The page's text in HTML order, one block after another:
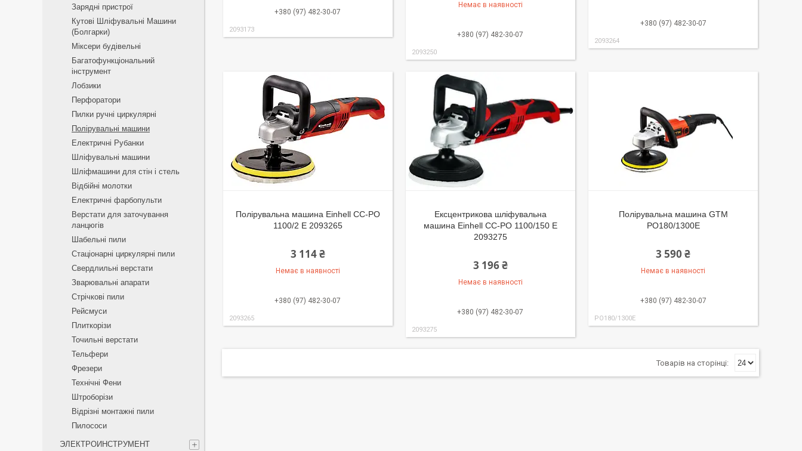
+380 (97) 482-30-07
2093173
Немає в наявності
+380 (97) 482-30-07
2093250
+380 (97) 482-30-07
2093264
Полірувальна машина Einhell CC-PO
1100/2 E 2093265
3 114 ₴
Немає в наявності
+380 (97) 482-30-07
2093265
Ексцентрикова шліфувальна
машина Einhell CC-PO 1100/150 E
2093275
3 196 ₴
Немає в наявності
+380 (97) 482-30-07
2093275
Полірувальна машина GTM
PO180/1300E
3 590 ₴
Немає в наявності
+380 (97) 482-30-07
PO180/1300E
Зарядні пристрої
Кутові Шліфувальні Машини
(Болгарки)
Міксери будівельні
Багатофункціональний
інструмент
Лобзики
Перфоратори
Пилки ручні циркулярні
Полірувальні машини
Електричні Рубанки
Шліфувальні машини
Шліфмашини для стін і стель
Відбійні молотки
Електричні фарбопульти
Верстати для заточування
ланцюгів
Шабельні пили
Стаціонарні циркулярні пили
Свердлильні верстати
Зварювальні апарати
Стрічкові пили
Рейсмуси
Плиткорізи
Точильні верстати
Тельфери
Фрезери
Технічні Фени
Штроборізи
Відрізні монтажні пили
Пилососи
ЭЛЕКТРОИНСТРУМЕНТ